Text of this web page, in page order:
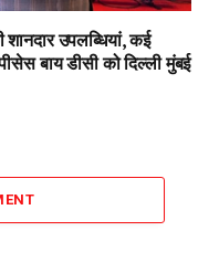
शानदार उपलब्धियां, कई
बाय डीसी को दिल्ली मुंबई